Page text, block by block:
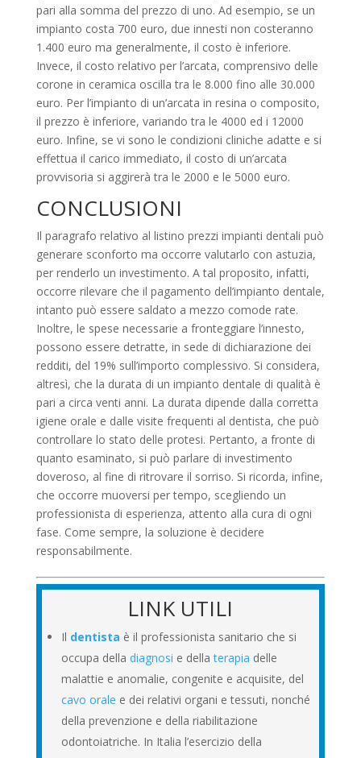
pari alla somma del prezzo di uno. Ad esempio, se un
impianto costa 700 euro, due innesti non costeranno
1.400 euro ma generalmente, il costo è inferiore.
Invece, il costo relativo per l’arcata, comprensivo delle
corone in ceramica oscilla tra le 8.000 fino alle 30.000
euro. Per l’impianto di un’arcata in resina o composito,
il prezzo è inferiore, variando tra le 4000 ed i 12000
euro. Infine, se vi sono le condizioni cliniche adatte e si
effettua il carico immediato, il costo di un’arcata
provvisoria si aggirerà tra le 2000 e le 5000 euro.
CONCLUSIONI
Il paragrafo relativo al listino prezzi impianti dentali può
generare sconforto ma occorre valutarlo con astuzia,
per renderlo un investimento. A tal proposito, infatti,
occorre rilevare che il pagamento dell’impianto dentale,
intanto può essere saldato a mezzo comode rate.
Inoltre, le spese necessarie a fronteggiare l’innesto,
possono essere detratte, in sede di dichiarazione dei
redditi, del 19% sull’importo complessivo. Si considera,
altresì, che la durata di un impianto dentale di qualità è
pari a circa venti anni. La durata dipende dalla corretta
igiene orale e dalle visite frequenti al dentista, che può
controllare lo stato delle protesi. Pertanto, a fronte di
quanto esaminato, si può parlare di investimento
doveroso, al fine di ritrovare il sorriso. Si ricorda, infine,
che occorre muoversi per tempo, scegliendo un
professionista di esperienza, attento alla cura di ogni
fase. Come sempre, la soluzione è decidere
responsabilmente.
LINK UTILI
Il dentista è il professionista sanitario che si
occupa della diagnosi e dellaterapia delle
malattie e anomalie, congenite e acquisite, del
cavo orale e dei relativi organi e tessuti, nonché
della prevenzione e della riabilitazione
odontoiatriche. In Italia l’esercizio della